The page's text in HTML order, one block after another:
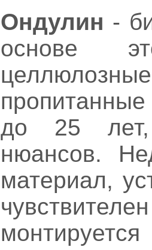
Ондулин -
основе
до 25
нюансов.
материал,